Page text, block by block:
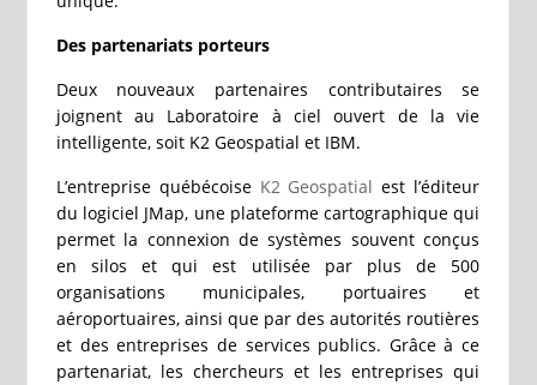
Des partenariats porteurs
Deux nouveaux partenaires contributaires se
joignent au Laboratoire à ciel ouvert de la vie
intelligente, soit K2 Geospatial et IBM.
L’entreprise québécoise K2 Geospatial est l’éditeur
du logiciel JMap, une plateforme cartographique qui
permet la connexion de systèmes souvent conçus
en silos et qui est utilisée par plus de 500
organisations municipales, portuaires et
aéroportuaires, ainsi que par des autorités routières
et des entreprises de services publics. Grâce à ce
partenariat, les chercheurs et les entreprises qui